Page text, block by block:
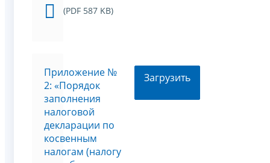
(PDF 587 KB)
Приложение №
2: «Порядок
заполнения
налоговой
декларации по
косвенным
налогам (налогу
Загрузить